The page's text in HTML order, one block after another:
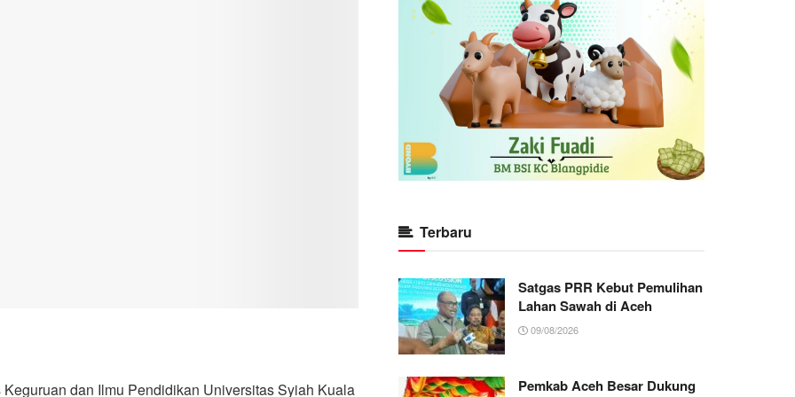
dan Ilmu Pendidikan Universitas Syiah Kuala
Terbaru
Satgas PRR Kebut Pemulihan
Lahan Sawah di Aceh
09/08/2026
Pemkab Aceh Besar Dukung